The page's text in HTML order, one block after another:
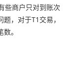
些商户只对到账次
，对于T1交易，
。